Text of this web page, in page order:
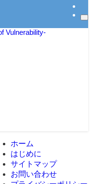
Vulnerability-
ホーム
はじめに
サイトマップ
お問い合わせ